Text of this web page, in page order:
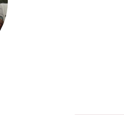
DenHaag
bemiddelingsvergoeding?